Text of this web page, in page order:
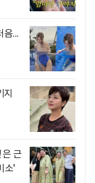
음...
근
소'